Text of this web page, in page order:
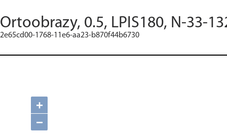
Ortoobrazy, 0.5, LPIS180, N-33-
2e65cd00-1768-11e6-aa23-b870f44b6730
+
−